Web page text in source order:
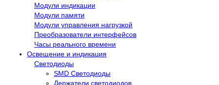
Модули индикации
Модули памяти
Модули управления нагрузкой
Преобразователи интерфейсов
Часы реального времени
Освещение и индикация
Светодиоды
SMD Светодиоды
Держатели светодиодов